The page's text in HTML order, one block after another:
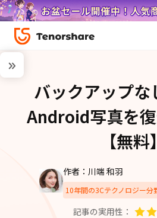
バックアップな
Android写真を
【無料】
作者：川端 和羽
10年間の3Cテクノロジー分
記事の実用性：